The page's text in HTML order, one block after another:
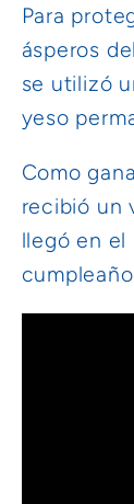
Para
ásperos
se utilizó
yeso
Como
recibió un
llegó en el